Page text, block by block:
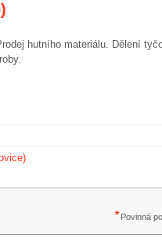
hutního materiálu. Dělení
Povinná